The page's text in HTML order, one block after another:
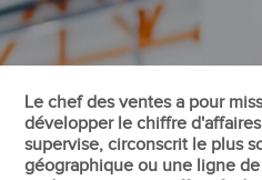
Le chef des ventes a pour
développer le chiffre
supervise, circonscrit le plus
géographique ou une ligne